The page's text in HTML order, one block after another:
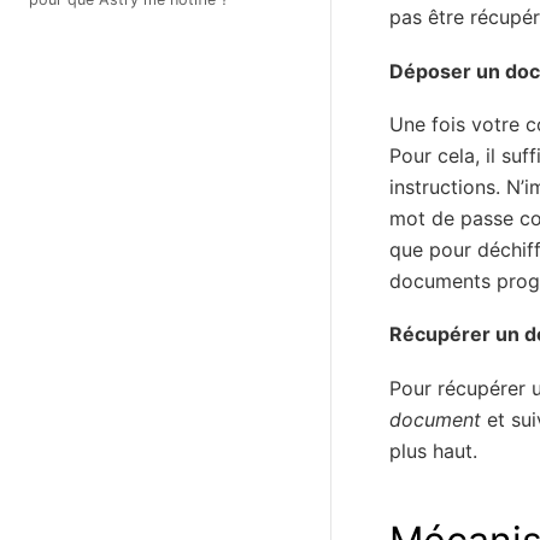
pas être
Déposer un
Une fois votre
Pour cela, il
instructions.
mot de passe
que pour
documents
Récupérer un
Pour récupérer
document et
plus haut.